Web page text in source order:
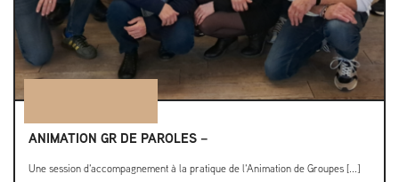
ANIMATION GR DE PAROLES –
Une session d'accompagnement à la pratique de l'Animation de Groupes [...]